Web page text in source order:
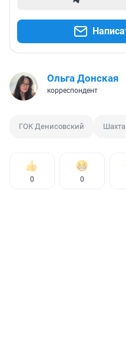
Ольга Донская
корреспондент
ГОК Денисовский Шахта
0 0